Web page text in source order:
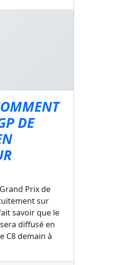
DE
Prix de
sur
savoir que le
diffusé en
C8 demain à